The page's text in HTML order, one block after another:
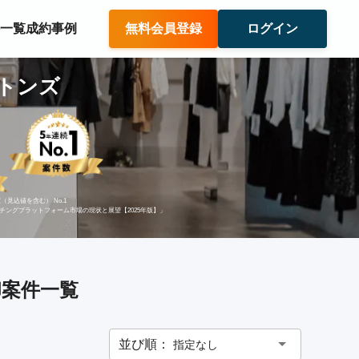
覧成約事例 無料会員登録 ログイン
ンズ
見込値を含む） No.1
グプラットフォーム市場の現状と展望【2025年版】」
件一覧
並び順： 指定なし